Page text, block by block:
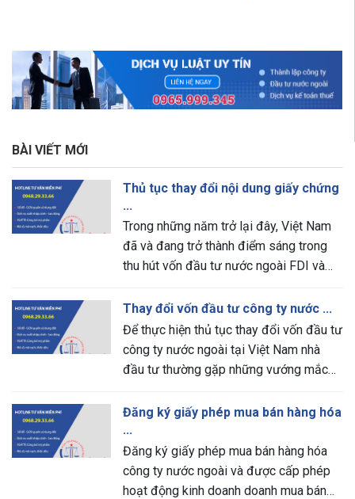
BÀI VIẾT MỚI
Thủ tục thay đổi nội dung giấy chứng
...
Trong những năm trở lại đây, Việt Nam
đã và đang trở thành điểm sáng trong
thu hút vốn đầu tư nước ngoài FDI và
thành lập doanh nghiệp nước ngoài tại
[…]
Thay đổi vốn đầu tư công ty nước ...
Để thực hiện thủ tục thay đổi vốn đầu tư
công ty nước ngoài tại Việt Nam nhà
đầu tư thường gặp những vướng mắc
chưa nắm rõ và hiểu chi tiết cụ […]
Đăng ký giấy phép mua bán hàng hóa
...
Đăng ký giấy phép mua bán hàng hóa
công ty nước ngoài và được cấp phép
hoạt động kinh doanh doanh mua bán